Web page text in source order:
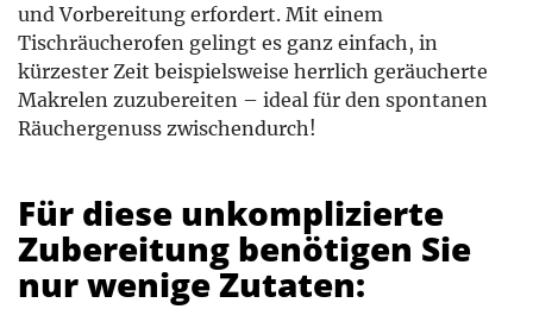
und Vorbereitung erfordert. Mit einem
Tischräucherofen gelingt es ganz einfach, in
kürzester Zeit beispielsweise herrlich geräucherte
Makrelen zuzubereiten – ideal für den spontanen
Räuchergenuss zwischendurch!
Für diese unkomplizierte
Zubereitung benötigen Sie
nur wenige Zutaten: